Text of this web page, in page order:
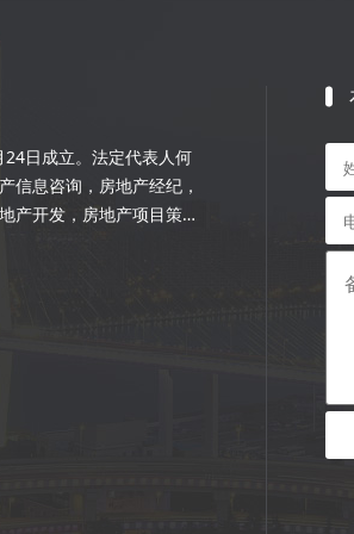
日成立。法定代表人何
信息咨询，房地产经纪，
产开发，房地产项目策